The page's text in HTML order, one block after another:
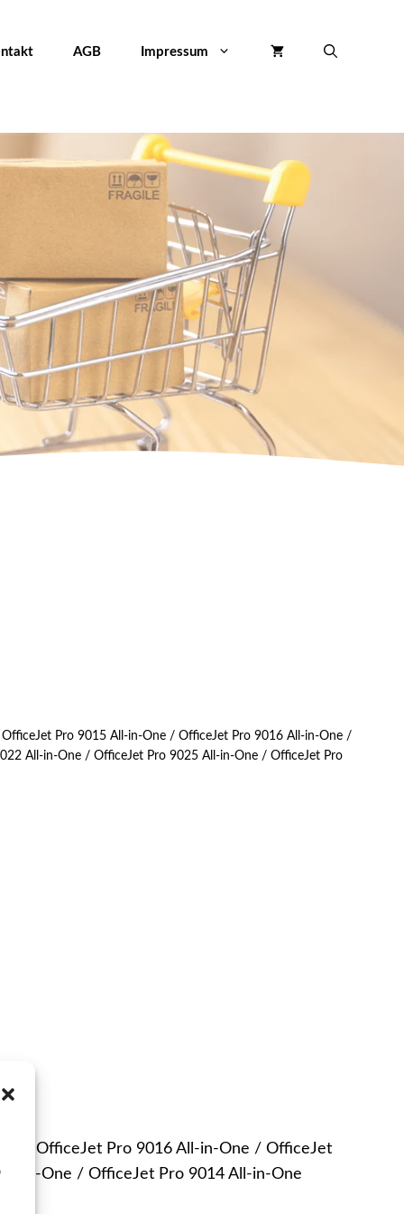
AGB Impressum
Pro 9015 All-in-One / OfficeJet Pro 9016 All-in-One /
All-in-One / OfficeJet Pro 9025 All-in-One / OfficeJet Pro
/ OfficeJet Pro 9016 All-in-One / OfficeJet
in-One / OfficeJet Pro 9014 All-in-One